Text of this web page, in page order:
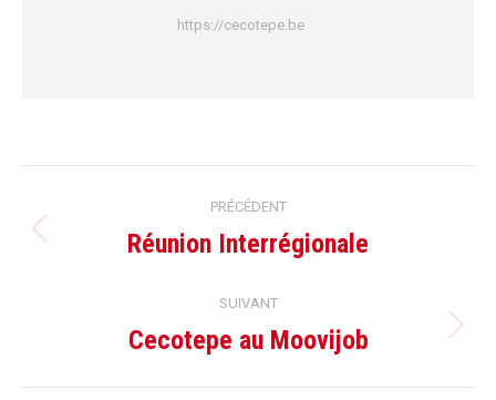
https://cecotepe.be
Navigation
article
PRÉCÉDENT
Article
:
Réunion Interrégionale
SUIVANT
Article
Cecotepe au Moovijob